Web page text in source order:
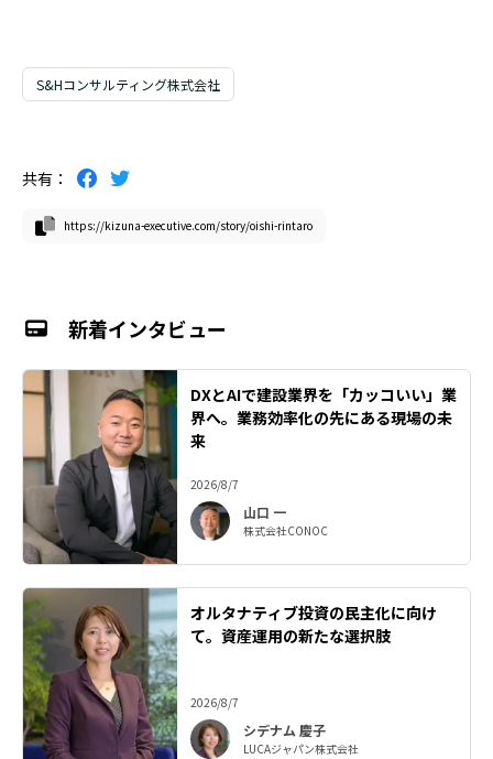
S&Hコンサルティング株式会社
共有：
https://kizuna-executive.com/story/oishi-rintaro
新着インタビュー
DXとAIで建設業界を「カッコいい」業
界へ。業務効率化の先にある現場の未
来
2026/8/7
山口 一
株式会社CONOC
オルタナティブ投資の民主化に向け
て。資産運用の新たな選択肢
2026/8/7
シデナム 慶子
LUCAジャパン株式会社